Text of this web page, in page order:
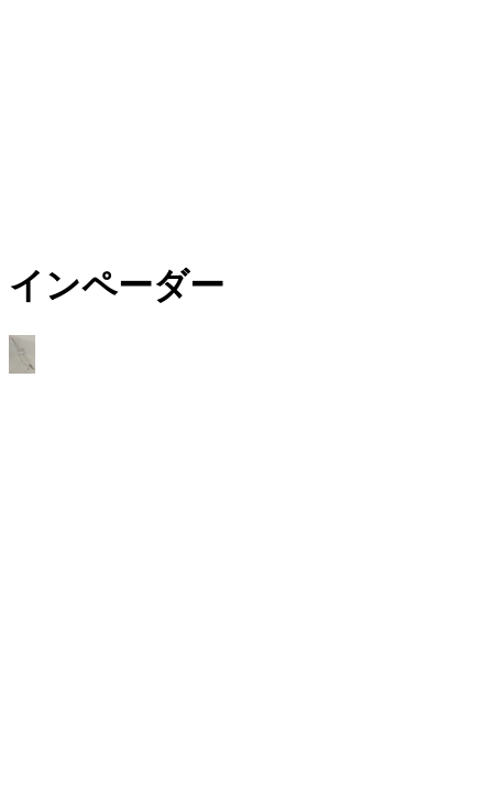
インペーダー